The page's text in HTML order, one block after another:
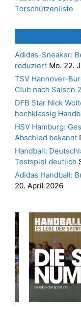
Torschützenliste
Adidas-Sneaker:
reduziert Mo. 22.
TSV Hannover-
Club nach Saison
DFB Star Nick
hochklassig
HSV Hamburg:
Abschied bekannt
Handball:
Testspiel deutlich
Adidas Handball:
20. April 2026